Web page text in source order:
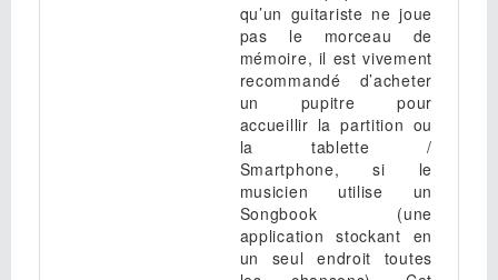
qu’un guitariste ne joue
pas le morceau de
mémoire, il est vivement
recommandé d’acheter
un pupitre pour
accueillir la partition ou
la tablette /
Smartphone, si le
musicien utilise un
Songbook (une
application stockant en
un seul endroit toutes